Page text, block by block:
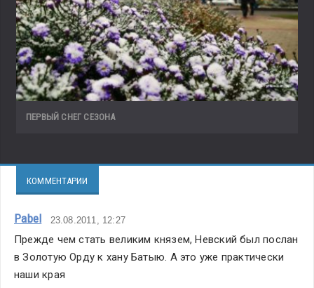
ПЕРВЫЙ СНЕГ СЕЗОНА
КОММЕНТАРИИ
Pabel 23.08.2011, 12:27
Прежде чем стать великим князем, Невский был послан
в Золотую Орду к хану Батыю. А это уже практически
наши края